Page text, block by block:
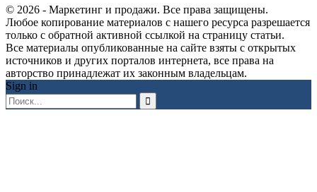
© 2026 - Маркетинг и продажи. Все права защищены.
Любое копирование материалов с нашего ресурса разрешается
только с обратной активной ссылкой на страницу статьи.
Все материалы опубликованные на сайте взяты с открытых
источников и других порталов интернета, все права на
авторство принадлежат их законным владельцам.
Sign in